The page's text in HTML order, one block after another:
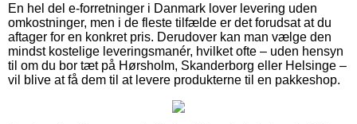
En hel del e-forretninger i Danmark lover levering uden
omkostninger, men i de fleste tilfælde er det forudsat at du
aftager for en konkret pris. Derudover kan man vælge den
mindst kostelige leveringsmanér, hvilket ofte – uden hensyn
til om du bor tæt på Hørsholm, Skanderborg eller Helsinge –
vil blive at få dem til at levere produkterne til en pakkeshop.